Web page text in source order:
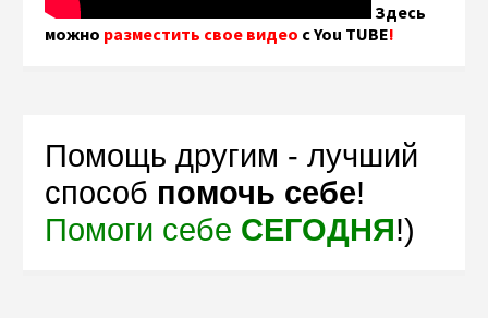
Здесь
можно разместить свое видео с You TUBE!
Помощь другим - лучший
способ помочь себе!
Помоги себе СЕГОДНЯ!)